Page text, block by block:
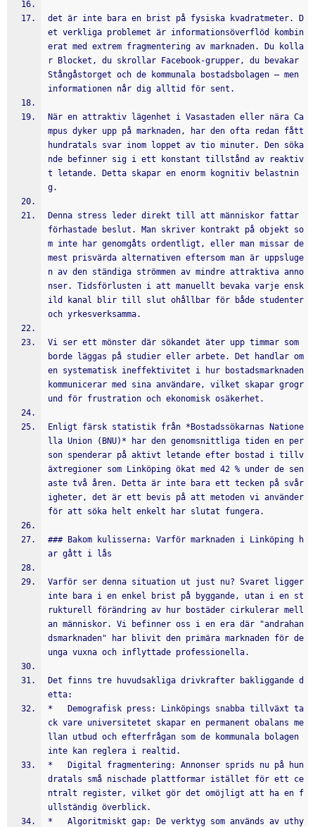
det är inte bara en brist på fysiska kvadratmeter. D
et verkliga problemet är informationsöverflöd kombin
erat med extrem fragmentering av marknaden. Du kolla
r Blocket, du skrollar Facebook-grupper, du bevakar
Stångåstorget och de kommunala bostadsbolagen – men
informationen når dig alltid för sent.
När en attraktiv lägenhet i Vasastaden eller nära Ca
mpus dyker upp på marknaden, har den ofta redan fått
hundratals svar inom loppet av tio minuter. Den söka
nde befinner sig i ett konstant tillstånd av reaktiv
t letande. Detta skapar en enorm kognitiv belastnin
g.
Denna stress leder direkt till att människor fattar
förhastade beslut. Man skriver kontrakt på objekt so
m inte har genomgåts ordentligt, eller man missar de
mest prisvärda alternativen eftersom man är uppsluge
n av den ständiga strömmen av mindre attraktiva anno
nser. Tidsförlusten i att manuellt bevaka varje ensk
ild kanal blir till slut ohållbar för både studenter
och yrkesverksamma.
Vi ser ett mönster där sökandet äter upp timmar som
borde läggas på studier eller arbete. Det handlar om
en systematisk ineffektivitet i hur bostadsmarknaden
kommunicerar med sina användare, vilket skapar grogr
und för frustration och ekonomisk osäkerhet.
Enligt färsk statistik från *Bostadssökarnas Natione
lla Union (BNU)* har den genomsnittliga tiden en per
son spenderar på aktivt letande efter bostad i tillv
äxtregioner som Linköping ökat med 42 % under de sen
aste två åren. Detta är inte bara ett tecken på svår
igheter, det är ett bevis på att metoden vi använder
för att söka helt enkelt har slutat fungera.
### Bakom kulisserna: Varför marknaden i Linköping h
ar gått i lås
Varför ser denna situation ut just nu? Svaret ligger
inte bara i en enkel brist på byggande, utan i en st
rukturell förändring av hur bostäder cirkulerar mell
an människor. Vi befinner oss i en era där "andrahan
dsmarknaden" har blivit den primära marknaden för de
unga vuxna och inflyttade professionella.
Det finns tre huvudsakliga drivkrafter bakliggande d
etta:
*   Demografisk press: Linköpings snabba tillväxt ta
ck vare universitetet skapar en permanent obalans me
llan utbud och efterfrågan som de kommunala bolagen
inte kan reglera i realtid.
*   Digital fragmentering: Annonser sprids nu på hun
dratals små nischade plattformar istället för ett ce
ntralt register, vilket gör det omöjligt att ha en f
ullständig överblick.
*   Algoritmiskt gap: De verktyg som används av uthy